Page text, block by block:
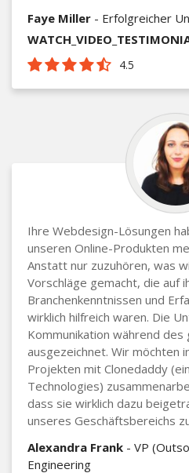
Faye Miller - Erfolgreicher
4.5
Ihre Webdesign-Lösungen
unseren Online-Produkten
Anstatt nur zuzuhören, was
Vorschläge gemacht, die auf
Branchenkenntnissen und
wirklich hilfreich waren. Die
Kommunikation während
ausgezeichnet. Wir möchten
Projekten mit Clonedaddy
Technologies)
dass sie wirklich dazu
unseres Geschäftsbereichs
Alexandra Frank - VP
Engineering